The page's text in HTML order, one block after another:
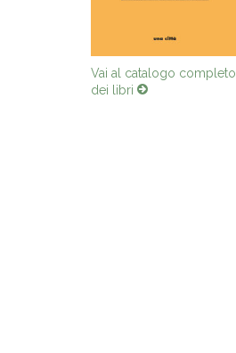
Vai al catalogo completo
dei libri